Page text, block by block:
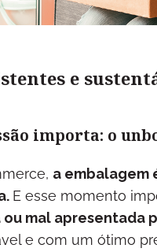
e
importa: o
a embalagem
E esse momento
ou mal
e com um ótimo